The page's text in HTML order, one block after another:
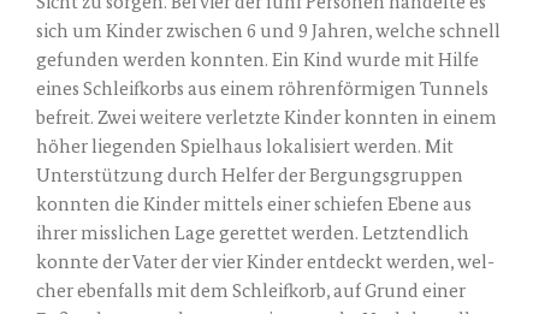
sich um Kin­der zwi­schen 6 und 9 Jah­ren, wel­che schnell
gefun­den wer­den konn­ten. Ein Kind wur­de mit Hil­fe
eines Schleif­korbs aus einem röh­ren­för­mi­gen Tun­nels
befreit. Zwei wei­te­re ver­letz­te Kin­der konn­ten in einem
höher lie­gen­den Spiel­haus loka­li­siert wer­den. Mit
Unter­stüt­zung durch Hel­fer der Ber­gungs­grup­pen
konn­ten die Kin­der mit­tels einer schie­fen Ebe­ne aus
ihrer miss­li­chen Lage geret­tet wer­den. Letzt­end­lich
konn­te der Vater der vier Kin­der ent­deckt wer­den, wel­
cher eben­falls mit dem Schleif­korb, auf Grund einer